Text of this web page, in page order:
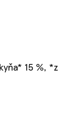
15 %, *z